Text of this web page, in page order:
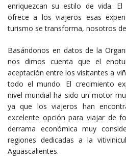
enriquezcan su estilo de vida.
ofrece a los viajeros esas
turismo se transforma, nosotros
Basándonos en datos de la
nos dimos cuenta que el
aceptación entre los visitantes a
todo el mundo. El crecimiento
nivel mundial ha sido un motor
ya que los viajeros han
excelente opción para viajar de
derrama económica muy
regiones dedicadas a la
Aguascalientes.